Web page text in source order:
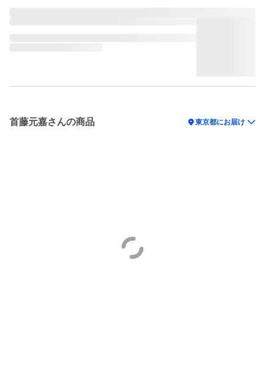
首藤元嘉さんの商品 location_on東京都にお届け